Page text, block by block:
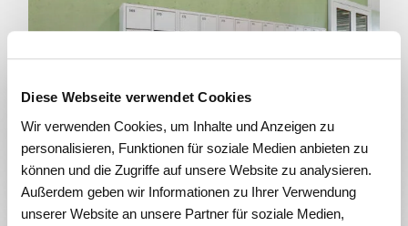
Diese Webseite verwendet Cookies
Wir verwenden Cookies, um Inhalte und Anzeigen zu
personalisieren, Funktionen für soziale Medien anbieten zu
können und die Zugriffe auf unsere Website zu analysieren.
Außerdem geben wir Informationen zu Ihrer Verwendung
unserer Website an unsere Partner für soziale Medien,
Casiers